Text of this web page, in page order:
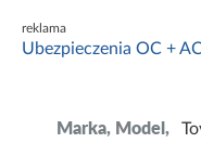
reklama
Ubezpieczenia OC +
Marka, Model,